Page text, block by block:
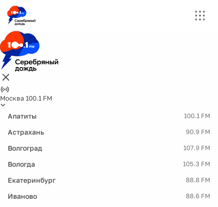
Москва 100.1 FM
Апатиты 100.1 FM
Астрахань 90.9 FM
Волгоград 107.9 FM
Вологда 105.3 FM
Екатеринбург 88.8 FM
Иваново 88.6 FM